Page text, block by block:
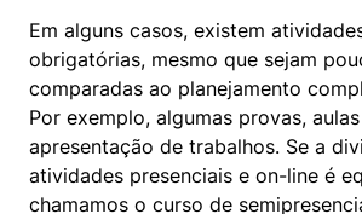
Em alguns casos, existem
obrigatórias, mesmo que sejam
comparadas ao planejamento
Por exemplo, algumas provas,
apresentação de trabalhos. Se a
atividades presenciais e on-line é
chamamos o curso de